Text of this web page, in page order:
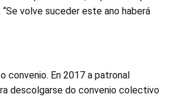
volve suceder este ano haberá
convenio. En 2017 a patronal
descolgarse do convenio colectivo